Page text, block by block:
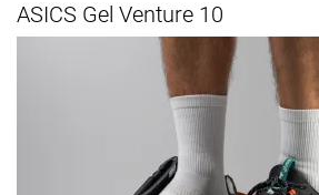
ASICS Gel Venture 10